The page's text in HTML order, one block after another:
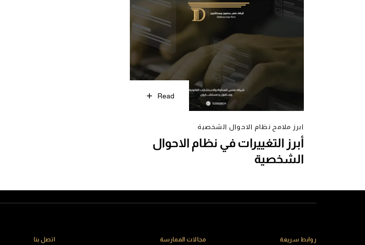
Read
ابرز ملامح نظام الاحوال الشخصية
أبرز التغييرات في نظام الاحوال
الشخصية
روابط سريعة مجالات الممارسة اتصل بنا